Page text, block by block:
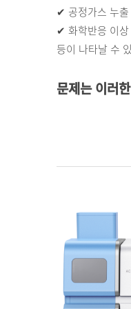
✔ 공정가스 누출
✔ 화학반응 이상
등이 나타날 수
문제는 이러